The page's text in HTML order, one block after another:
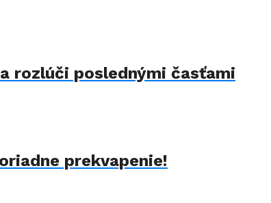
rozlúči poslednými časťami
prekvapenie!